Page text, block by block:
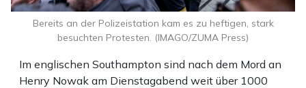
Im englischen Southampton sind nach dem Mord an
Henry Nowak am Dienstagabend weit über 1000
Bereits an der Polizeistation kam es zu heftigen, stark
besuchten Protesten. (IMAGO/ZUMA Press)